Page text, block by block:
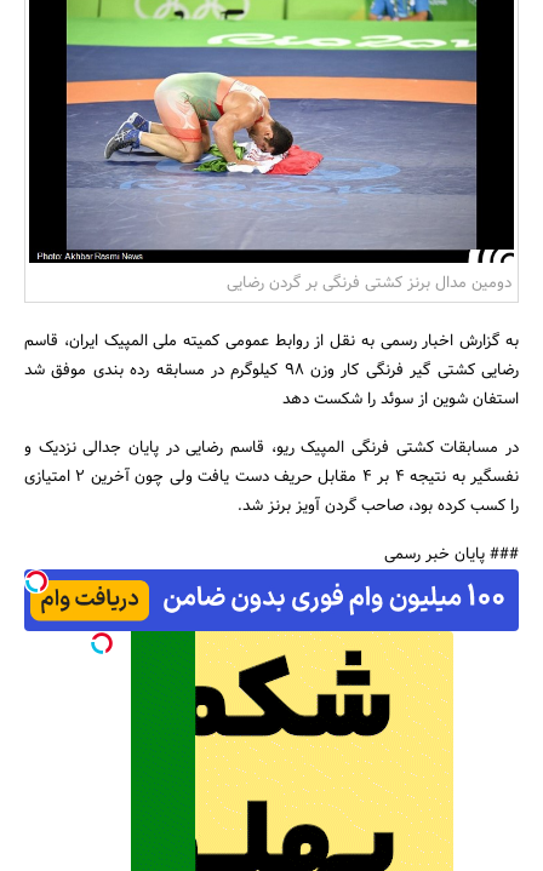
مسکن و ساختمان
جستجو
دومین مدال برنز کشتی فرنگی بر گردن رضایی
به گزارش اخبار رسمی به نقل از روابط عمومی کمیته ملی المپیک ایران، قاسم
رضایی کشتی گیر فرنگی کار وزن 98 کیلوگرم در مسابقه رده بندی موفق شد
استفان شوین از سوئد را شکست دهد
در مسابقات کشتی فرنگی المپیک ریو، قاسم رضایی در پایان جدالی نزدیک و
نفسگیر به نتیجه 4 بر 4 مقابل حریف دست یافت ولی چون آخرین 2 امتیازی
را کسب کرده بود، صاحب گردن آویز برنز شد.
### پایان خبر رسمی